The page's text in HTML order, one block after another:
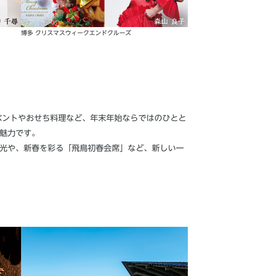
博多 クリスマスウィークエンドクルーズ
トやおせち料理など、年末年始ならではのひとと
力です。
や、新春を彩る「飛鳥初春会席」など、新しい一